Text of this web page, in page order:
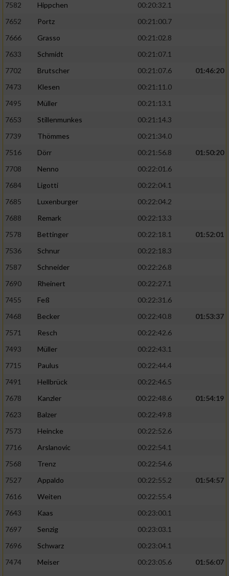
7582
Hippchen
00:20:32.1
7652
Portz
00:21:00.7
7666
Grasso
00:21:02.8
7633
Schmidt
00:21:07.1
7702
Brutscher 00:21:07.6
01:46:20
7473
Klesen
00:21:11.0
7495
Müller
00:21:13.1
7653
Stillenmunkes
00:21:14.3
7739
Thömmes
00:21:34.0
7516
Dörr 00:21:56.8
01:50:20
7708
Nenno
00:22:01.6
7684
Ligotti
00:22:04.1
7685
Luxenburger
00:22:04.2
7688
Remark
00:22:13.3
7578
Bettinger 00:22:18.1
01:52:01
7536
Schnur
00:22:18.3
7587
Schneider
00:22:26.8
7690
Rheinert
00:22:27.1
7455
Feß
00:22:31.6
7468
Becker 00:22:40.8
01:53:37
7571
Resch
00:22:42.6
7493
Müller
00:22:43.1
7715
Paulus
00:22:44.4
7491
Hellbrück
00:22:46.5
7678
Kanzler 00:22:48.6
01:54:19
7623
Balzer
00:22:49.8
7573
Heincke
00:22:52.6
7716
Arslanovic
00:22:54.1
7568
Trenz
00:22:54.6
7527
Appaldo 00:22:55.2
01:54:57
7616
Weiten
00:22:55.4
7643
Kaas
00:23:00.1
7697
Senzig
00:23:03.1
7696
Schwarz
00:23:04.1
7474
Meiser 00:23:05.6
01:56:07